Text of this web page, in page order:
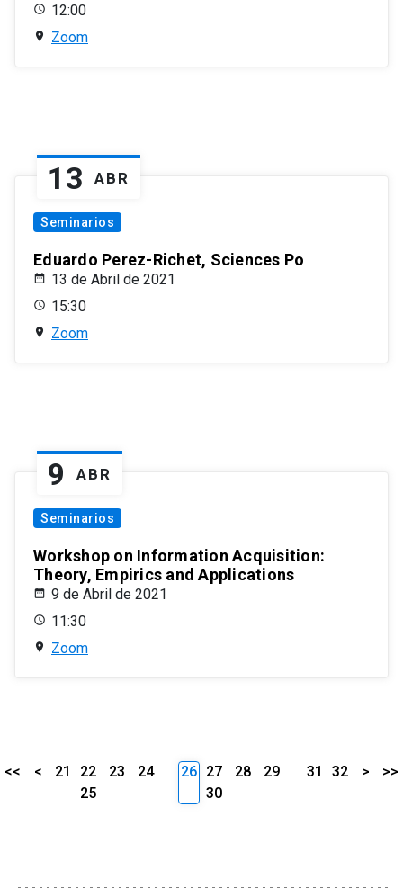
12:00
Zoom
13 ABR
Seminarios
Eduardo Perez-Richet, Sciences Po
13 de Abril de 2021
15:30
Zoom
9 ABR
Seminarios
Workshop on Information Acquisition:
Theory, Empirics and Applications
9 de Abril de 2021
11:30
Zoom
<< < 21 22 23
24
25
26 27 28
29
30
31 32 > >>